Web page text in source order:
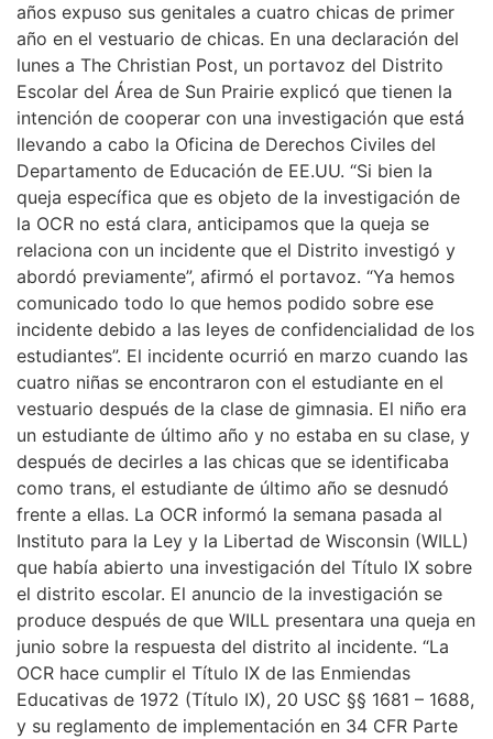
años expuso sus genitales a cuatro chicas de primer
año en el vestuario de chicas. En una declaración del
lunes a The Christian Post, un portavoz del Distrito
Escolar del Área de Sun Prairie explicó que tienen la
intención de cooperar con una investigación que está
llevando a cabo la Oficina de Derechos Civiles del
Departamento de Educación de EE.UU. “Si bien la
queja específica que es objeto de la investigación de
la OCR no está clara, anticipamos que la queja se
relaciona con un incidente que el Distrito investigó y
abordó previamente”, afirmó el portavoz. “Ya hemos
comunicado todo lo que hemos podido sobre ese
incidente debido a las leyes de confidencialidad de los
estudiantes”. El incidente ocurrió en marzo cuando las
cuatro niñas se encontraron con el estudiante en el
vestuario después de la clase de gimnasia. El niño era
un estudiante de último año y no estaba en su clase, y
después de decirles a las chicas que se identificaba
como trans, el estudiante de último año se desnudó
frente a ellas. La OCR informó la semana pasada al
Instituto para la Ley y la Libertad de Wisconsin (WILL)
que había abierto una investigación del Título IX sobre
el distrito escolar. El anuncio de la investigación se
produce después de que WILL presentara una queja en
junio sobre la respuesta del distrito al incidente. “La
OCR hace cumplir el Título IX de las Enmiendas
Educativas de 1972 (Título IX), 20 USC §§ 1681 – 1688,
y su reglamento de implementación en 34 CFR Parte